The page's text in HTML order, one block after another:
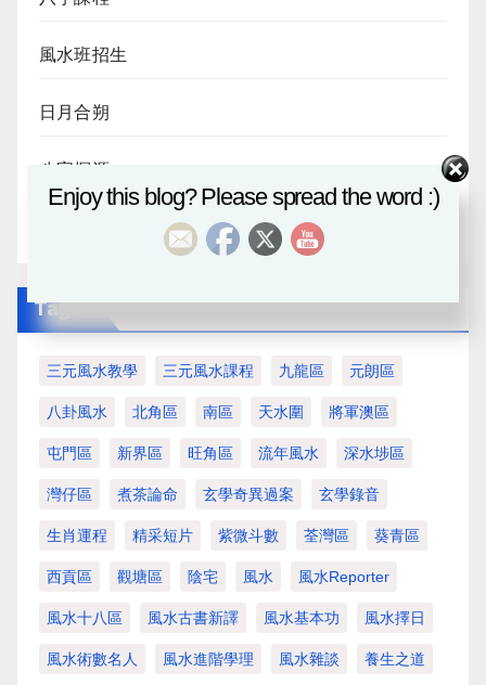
風水班招生
日月合朔
八字探源
Tags
三元風水教學 三元風水課程 九龍區 元朗區
八卦風水 北角區 南區 天水圍 將軍澳區
屯門區 新界區 旺角區 流年風水 深水埗區
灣仔區 煮茶論命 玄學奇異過案 玄學錄音
生肖運程 精采短片 紫微斗數 荃灣區 葵青區
西貢區 觀塘區 陰宅 風水 風水Reporter
風水十八區 風水古書新譯 風水基本功 風水擇日
風水術數名人 風水進階學理 風水雜談 養生之道
Enjoy this blog? Please spread the word :)